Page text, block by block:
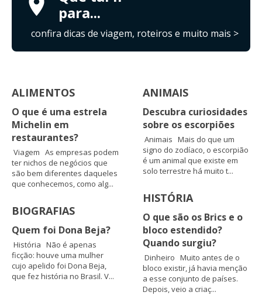
para...
confira dicas de viagem, roteiros e muito mais >
ALIMENTOS
O que é uma estrela
Michelin em
restaurantes?
Viagem As empresas podem
ter nichos de negócios que
são bem diferentes daqueles
que conhecemos, como alg...
BIOGRAFIAS
Quem foi Dona Beja?
História Não é apenas
ficção: houve uma mulher
cujo apelido foi Dona Beja,
que fez história no Brasil. V...
ANIMAIS
Descubra curiosidades
sobre os escorpiões
Animais Mais do que um
signo do zodíaco, o escorpião
é um animal que existe em
solo terrestre há muito t...
HISTÓRIA
O que são os Brics e o
bloco estendido?
Quando surgiu?
Dinheiro Muito antes de o
bloco existir, já havia menção
a esse conjunto de países.
Depois, veio a criaç...